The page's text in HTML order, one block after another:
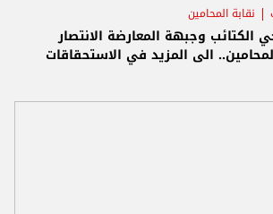
نقابة المحامين
وجبهة المعارضة الانتصار
الى المزيد في الاستحقاقات